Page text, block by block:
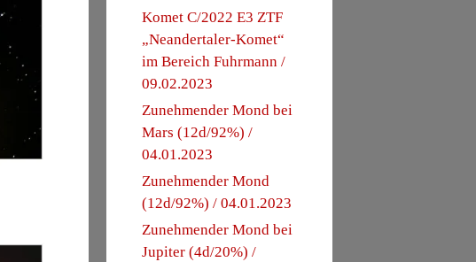
Komet C/2022 E3 ZTF
„Neandertaler-Komet“
im Bereich Fuhrmann /
09.02.2023
Zunehmender Mond bei
Mars (12d/92%) /
04.01.2023
Zunehmender Mond
(12d/92%) / 04.01.2023
Zunehmender Mond bei
Jupiter (4d/20%) /